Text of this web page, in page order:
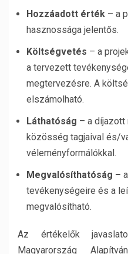
Hozzáadott érték – a
hasznossága jelentős.
Költségvetés – a
a tervezett
megtervezésre. A
elszámolható.
Láthatóság – a díjazott
közösség tagjaival és/
véleményformálókkal.
Megvalósíthatóság –
tevékenységeire és a
megvalósítható.
Az értékelők
Magyarország